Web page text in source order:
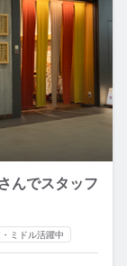
んでスタッフ
ミドル活躍中